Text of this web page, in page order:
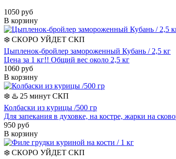
1050 руб
В корзину
❄️ СКОРО УЙДЕТ СКП
Цыпленок-бройлер замороженный Кубань / 2,5 кг
Цена за 1 кг!! Общий вес около 2,5 кг
1060 руб
В корзину
❄️ ♨️ 25 минут СКП
Колбаски из курицы /500 гр
Для запекания в духовке, на костре, жарки на
950 руб
В корзину
❄️ СКОРО УЙДЕТ СКП